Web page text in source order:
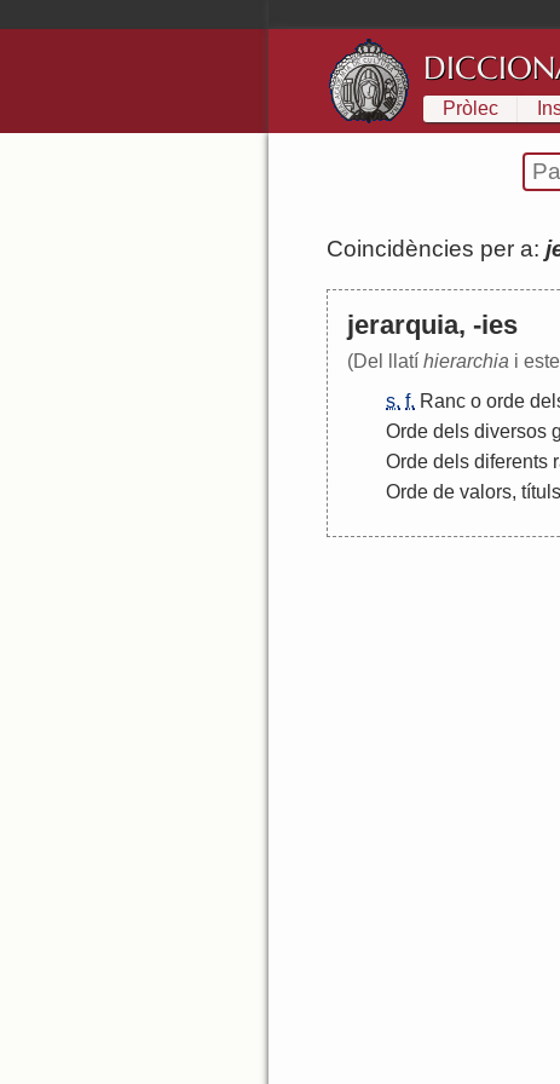
Pròlec
Coincidències per a:
jerarquia, -ies
(Del llatí hierarchia i
s. f. Ranc o orde
Orde dels diversos
Orde dels diferents
Orde de valors, títuls